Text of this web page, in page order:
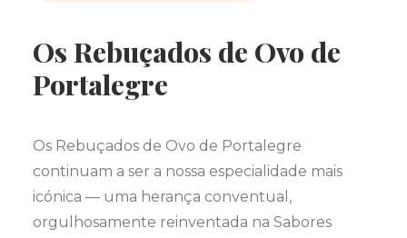
Os Rebuçados de Ovo de
Portalegre
Os Rebuçados de Ovo de Portalegre
continuam a ser a nossa especialidade mais
icónica — uma herança conventual,
orgulhosamente reinventada na Sabores